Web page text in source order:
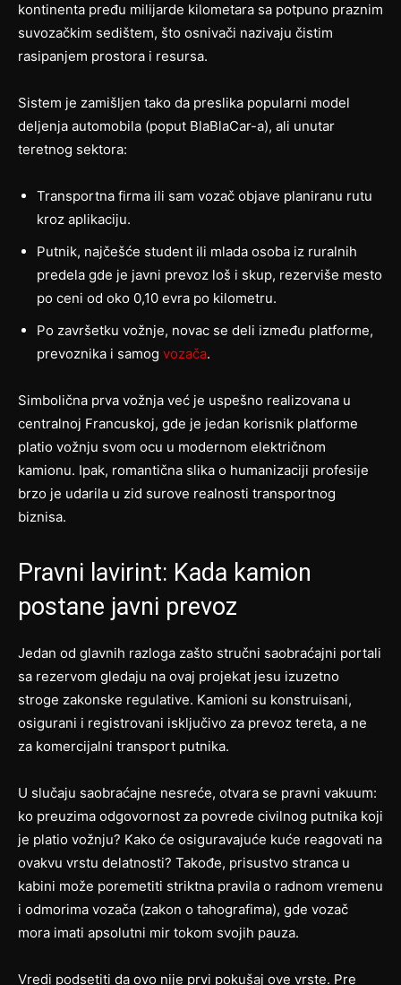
kontinenta pređu milijarde kilometara sa potpuno praznim
suvozačkim sedištem, što osnivači nazivaju čistim
rasipanjem prostora i resursa.
Sistem je zamišljen tako da preslika popularni model
deljenja automobila (poput BlaBlaCar-a), ali unutar
teretnog sektora:
Transportna firma ili sam vozač objave planiranu rutu
kroz aplikaciju.
Putnik, najčešće student ili mlada osoba iz ruralnih
predela gde je javni prevoz loš i skup, rezerviše mesto
po ceni od oko 0,10 evra po kilometru.
Po završetku vožnje, novac se deli između platforme,
prevoznika i samog vozača.
Simbolična prva vožnja već je uspešno realizovana u
centralnoj Francuskoj, gde je jedan korisnik platforme
platio vožnju svom ocu u modernom električnom
kamionu. Ipak, romantična slika o humanizaciji profesije
brzo je udarila u zid surove realnosti transportnog
biznisa.
Pravni lavirint: Kada kamion
postane javni prevoz
Jedan od glavnih razloga zašto stručni saobraćajni portali
sa rezervom gledaju na ovaj projekat jesu izuzetno
stroge zakonske regulative. Kamioni su konstruisani,
osigurani i registrovani isključivo za prevoz tereta, a ne
za komercijalni transport putnika.
U slučaju saobraćajne nesreće, otvara se pravni vakuum:
ko preuzima odgovornost za povrede civilnog putnika koji
je platio vožnju? Kako će osiguravajuće kuće reagovati na
ovakvu vrstu delatnosti? Takođe, prisustvo stranca u
kabini može poremetiti striktna pravila o radnom vremenu
i odmorima vozača (zakon o tahografima), gde vozač
mora imati apsolutni mir tokom svojih pauza.
Vredi podsetiti da ovo nije prvi pokušaj ove vrste. Pre